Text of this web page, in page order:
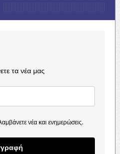
τα νέα μας
νέα και ενημερώσεις.